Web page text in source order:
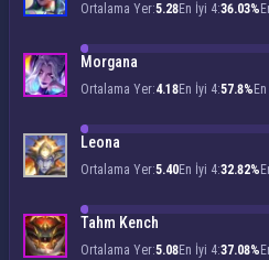
Ortalama Yer:5.28En İyi 4:36.03%
Morgana
Ortalama Yer:4.18En İyi 4:57.8%
Leona
Ortalama Yer:5.40En İyi 4:32.82%
Tahm Kench
Ortalama Yer:5.08En İyi 4:37.08%